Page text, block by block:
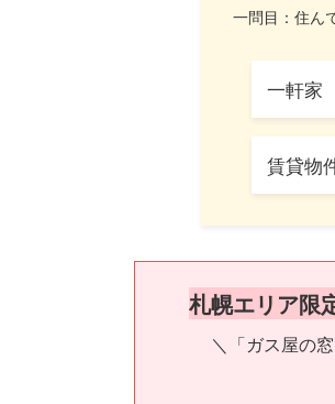
一問目：住ん
一軒家
賃貸物
札幌エリア限
＼「ガス屋の